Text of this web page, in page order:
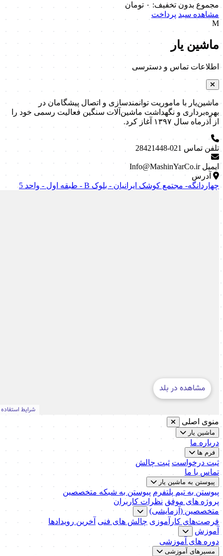
مجموع بدون تخفیف: ۰ تومان
مشاهده سبد پرداخت
M
ماشین یار
اطلاعات تماس و دسترسی
ماشین‌یار با ماموریت توانمندسازی و اتصال پیشگامان در
بهره‌برداری و نگهداشت ماشین‌آلات سنگین فعالیت رسمی خود را
از آذرماه سال ۱۳۹۷ آغاز کرد.
تلفن تماس 021-28421448
ایمیل Info@MashinYarCo.ir
آدرس
چهاردانگه- مجتمع کوشک ایرانیان - بلوک B - طبقه اول - واحد 5
منوی اصلی
ماشین یار
درباره ما
فرم ها
ثبت درخواست ثبت چالش
تماس با ما
پیوستن به ماشین یار
پیوستن به تیم پلتفرم پیوستن به شبکه متخصصین
پروژه های موفق نظرات کاربران
متخصصین (آزمایشی)
فرصت‌های کارآموزی چالش های فنی آخرین رویدادها
آموزش
دوره های آموزشی
مسیرهای آموزشی